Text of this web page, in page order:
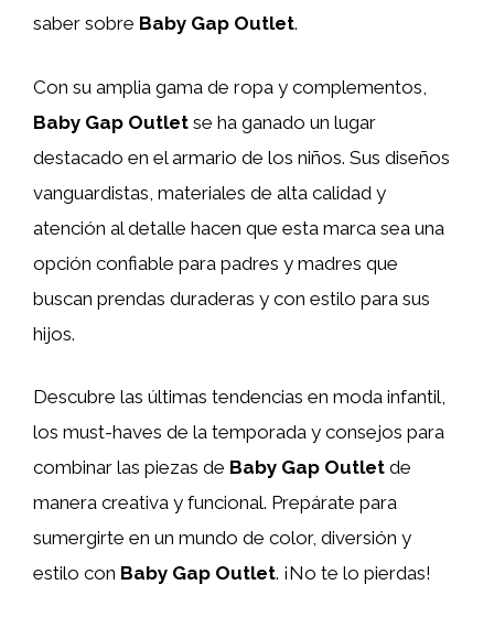
saber sobre Baby Gap Outlet.
Con su amplia gama de ropa y complementos,
Baby Gap Outlet se ha ganado un lugar
destacado en el armario de los niños. Sus diseños
vanguardistas, materiales de alta calidad y
atención al detalle hacen que esta marca sea una
opción confiable para padres y madres que
buscan prendas duraderas y con estilo para sus
hijos.
Descubre las últimas tendencias en moda infantil,
los must-haves de la temporada y consejos para
combinar las piezas de Baby Gap Outlet de
manera creativa y funcional. Prepárate para
sumergirte en un mundo de color, diversión y
estilo con Baby Gap Outlet. ¡No te lo pierdas!